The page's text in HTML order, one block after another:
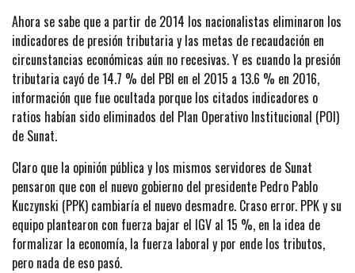
Ahora se sabe que a partir de 2014 los nacionalistas eliminaron los
indicadores de presión tributaria y las metas de recaudación en
circunstancias económicas aún no recesivas. Y es cuando la presión
tributaria cayó de 14.7 % del PBI en el 2015 a 13.6 % en 2016,
información que fue ocultada porque los citados indicadores o
ratios habían sido eliminados del Plan Operativo Institucional (POI)
de Sunat.
Claro que la opinión pública y los mismos servidores de Sunat
pensaron que con el nuevo gobierno del presidente Pedro Pablo
Kuczynski (PPK) cambiaría el nuevo desmadre. Craso error. PPK y su
equipo plantearon con fuerza bajar el IGV al 15 %, en la idea de
formalizar la economía, la fuerza laboral y por ende los tributos,
pero nada de eso pasó.